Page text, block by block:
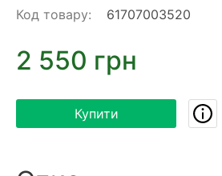
Код товару: 61707003520
2 550 грн
Купити